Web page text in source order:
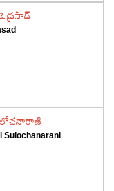
Sulochanarani